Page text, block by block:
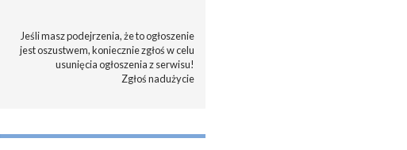
Jeśli masz podejrzenia, że to ogłoszenie
jest oszustwem, koniecznie zgłoś w celu
usunięcia ogłoszenia z serwisu!
Zgłoś nadużycie